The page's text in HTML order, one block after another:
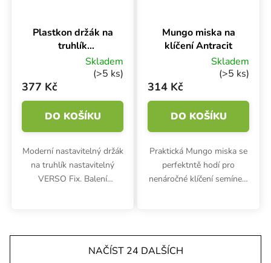
Plastkon držák na
truhlík
nastavitelný
VERSO Fix, 2 ks
Skladem
(>5 ks)
377 Kč
DO KOŠÍKU
Moderní nastavitelný držák
na truhlík nastavitelný
VERSO Fix. Balení
Mungo miska na
klíčení Antracit
Skladem
(>5 ks)
314 Kč
DO KOŠÍKU
Praktická Mungo miska se
perfektntě hodí pro
nenáročné klíčení semínek,
výhonků je hračka. Klíčící
miska je...
NAČÍST 24 DALŠÍCH